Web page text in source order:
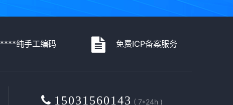
****纯手工编码 免费ICP备案服务
15031560143 ( 7*24h )